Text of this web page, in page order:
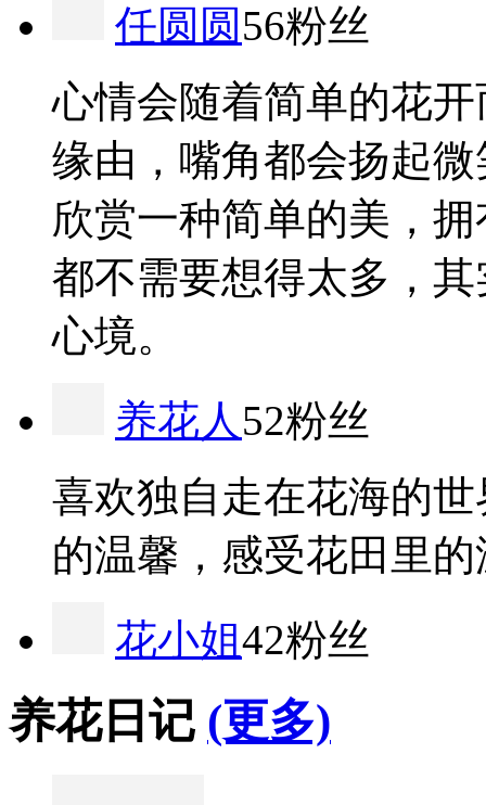
任圆圆56粉丝
心情会随着简单的花
缘由，嘴角都会扬起
欣赏一种简单的美，
都不需要想得太多，
心境。
养花人 52粉丝
喜欢独自走在花海的
的温馨，感受花田里
花小姐42粉丝
养花日记 (更多)